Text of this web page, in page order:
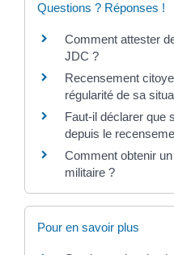
Questions ? Réponses !
Comment attester
JDC ?
Recensement
régularité de sa
Faut-il déclarer que
depuis le
Comment obtenir
militaire ?
Pour en savoir plus